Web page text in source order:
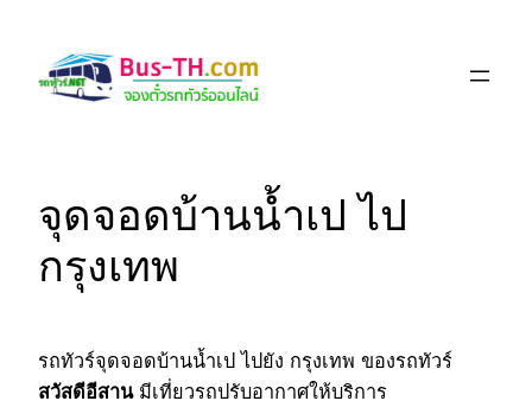
content
จุดจอดบ้านน้ำเป ไป
กรุงเทพ
รถทัวร์จุดจอดบ้านน้ำเป ไปยัง กรุงเทพ ของรถทัวร์
สวัสดีอีสานมีเที่ยวรถปรับอากาศให้บริการ